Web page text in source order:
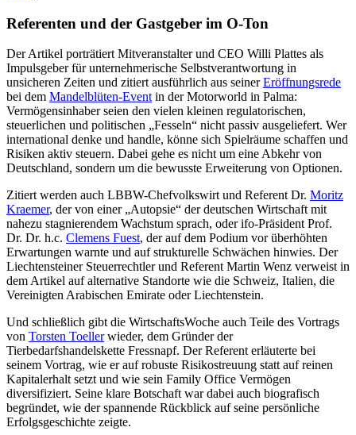
Referenten und der Gastgeber im O-Ton
Der Artikel porträtiert Mitveranstalter und CEO Willi Plattes als
Impulsgeber für unternehmerische Selbstverantwortung in
unsicheren Zeiten und zitiert ausführlich aus seinerEröffnungsrede
bei dem Mandelblüten-Event in der Motorworld in Palma:
Vermögensinhaber seien den vielen kleinen regulatorischen,
steuerlichen und politischen „Fesseln“ nicht passiv ausgeliefert. Wer
international denke und handle, könne sich Spielräume schaffen und
Risiken aktiv steuern. Dabei gehe es nicht um eine Abkehr von
Deutschland, sondern um die bewusste Erweiterung von Optionen.
Zitiert werden auch LBBW-Chefvolkswirt und Referent Dr. Moritz
Kraemer, der von einer „Autopsie“ der deutschen Wirtschaft mit
nahezu stagnierendem Wachstum sprach, oder ifo-Präsident Prof.
Dr. Dr. h.c. Clemens Fuest, der auf dem Podium vor überhöhten
Erwartungen warnte und auf strukturelle Schwächen hinwies. Der
Liechtensteiner Steuerrechtler und Referent Martin Wenz verweist in
dem Artikel auf alternative Standorte wie die Schweiz, Italien, die
Vereinigten Arabischen Emirate oder Liechtenstein.
Und schließlich gibt die WirtschaftsWoche auch Teile des Vortrags
von Torsten Toellerwieder, dem Gründer der
Tierbedarfshandelskette Fressnapf. Der Referent erläuterte bei
seinem Vortrag, wie er auf robuste Risikostreuung statt auf reinen
Kapitalerhalt setzt und wie sein Family Office Vermögen
diversifiziert. Seine klare Botschaft war dabei auch biografisch
begründet, wie der spannende Rückblick auf seine persönliche
Erfolgsgeschichte zeigte.